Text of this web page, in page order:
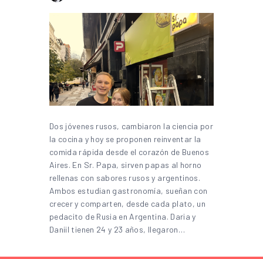
Dos jóvenes rusos, cambiaron la ciencia por
la cocina y hoy se proponen reinventar la
comida rápida desde el corazón de Buenos
Aires. En Sr. Papa, sirven papas al horno
rellenas con sabores rusos y argentinos.
Ambos estudian gastronomía, sueñan con
crecer y comparten, desde cada plato, un
pedacito de Rusia en Argentina. Daria y
Daniil tienen 24 y 23 años, llegaron…